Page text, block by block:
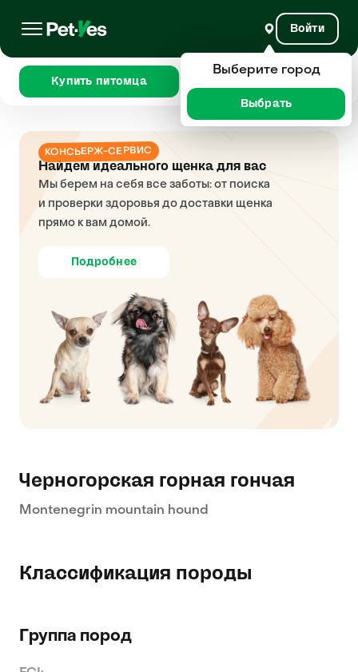
Войти
Купить питомца
КОНСЬЕРЖ-СЕРВИС
Найдем идеального щенка для вас
Мы берем на себя все заботы: от поиска
и проверки здоровья до доставки щенка
прямо к вам домой.
Подробнее
Черногорская горная гончая
Montenegrin mountain hound
Классификация породы
Группа пород
Выберите город
Выбрать